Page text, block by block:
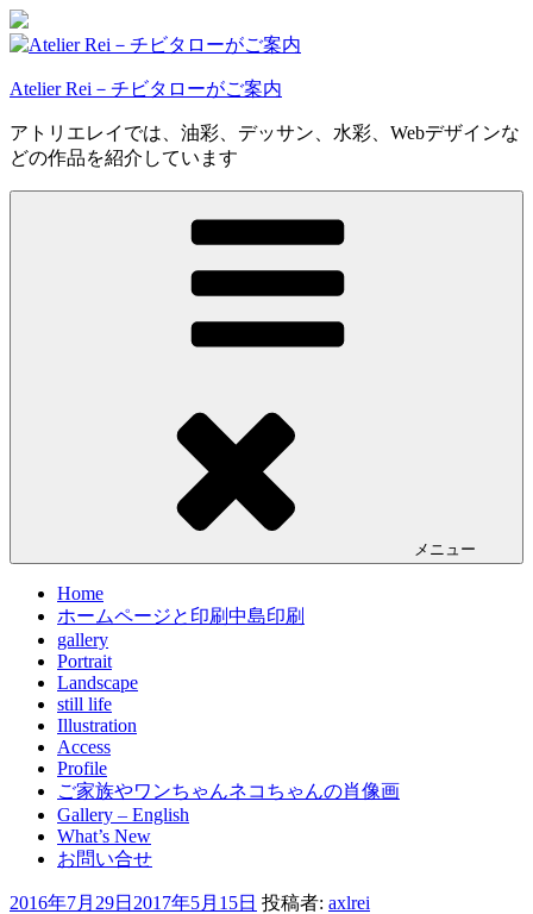
コ
ン
ン
へ
ス
キ
Atelier Rei－チビタローがご案内
アトリエレイでは、油彩、デッサン、水彩、Webデザインな
どの作品を紹介しています
メニュー
Home
ホームページと印刷中島印刷
gallery
Portrait
Landscape
still life
Illustration
Access
Profile
ご家族やワンちゃんネコちゃんの肖像画
Gallery – English
What’s New
お問い合せ
投
2016年7月29日 2017年5月15日 投稿者: axlrei